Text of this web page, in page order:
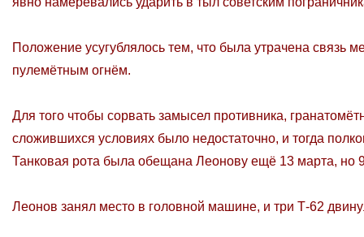
Положение усугублялось тем, что была утрачена
пулемётным огнём.
Для того чтобы сорвать замысел противника,
сложившихся условиях было недостаточно, и тогда
Танковая рота была обещана Леонову ещё 13 марта, но
Леонов занял место в головной машине, и три Т-62